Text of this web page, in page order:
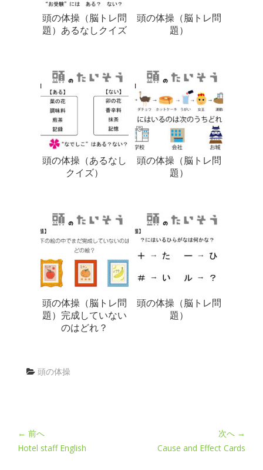
頭の体操（脳トレ問
題）あるなしクイズ
頭の体操（脳トレ問
題）
頭の体操（あるなし
クイズ）
頭の体操（脳トレ問
題）
頭の体操（脳トレ問
題）完成していない
のはどれ？
頭の体操（脳トレ問
題）
頭の体操
← 前へ
Hotel staff English
次へ →
Cause and Effect Cards